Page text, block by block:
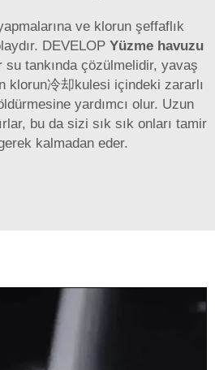
ve klorun şeffaflık
DEVELOP Yüzme havuzu
su tankında çözülmelidir, yavaş
klorun冷却kulesi içindeki zararlı
yardımcı olur. Uzun
bu da sizi sık sık onları tamir
kalmadan eder.